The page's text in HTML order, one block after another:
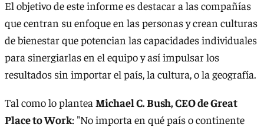
El objetivo de este informe es destacar a las compañías
que centran su enfoque en las personas y crean culturas
de bienestar que potencian las capacidades individuales
para sinergiarlas en el equipo y así impulsar los
resultados sin importar el país, la cultura, o la geografía.
Tal como lo plantea Michael C. Bush, CEO de Great
Place to Work: "No importa en qué país o continente